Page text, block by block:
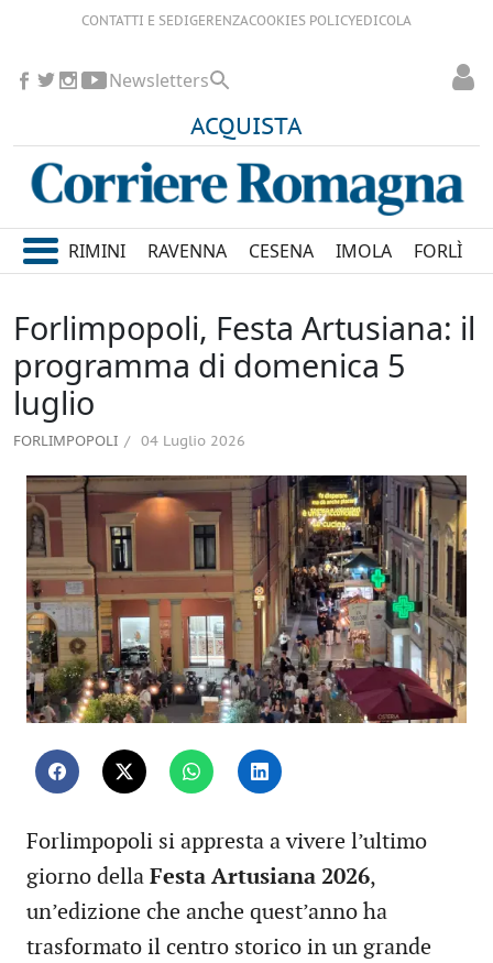
CONTATTI E SEDIGERENZACOOKIES POLICYEDICOLA
ACQUISTA
Newsletters
RIMINI RAVENNA CESENA IMOLA FORLÌ
Forlimpopoli, Festa Artusiana: il
programma di domenica 5
luglio
FORLIMPOPOLI 04 Luglio 2026
Forlimpopoli si appresta a vivere l’ultimo
giorno della Festa Artusiana 2026,
un’edizione che anche quest’anno ha
trasformato il centro storico in un grande